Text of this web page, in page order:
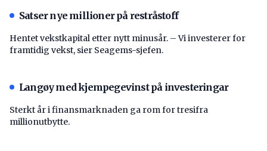
Satser nye millioner på restråstoff
Hentet vekstkapital etter nytt minusår. – Vi investerer for
framtidig vekst, sier Seagems-sjefen.
Langøy med kjempegevinst på investeringar
Sterkt år i finansmarknaden ga rom for tresifra
millionutbytte.